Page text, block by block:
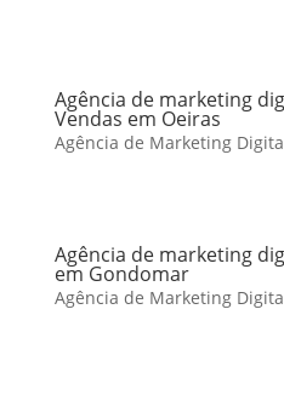
Agência de marketing
Vendas em Oeiras
Agência de Marketing
Agência de marketing
em Gondomar
Agência de Marketing